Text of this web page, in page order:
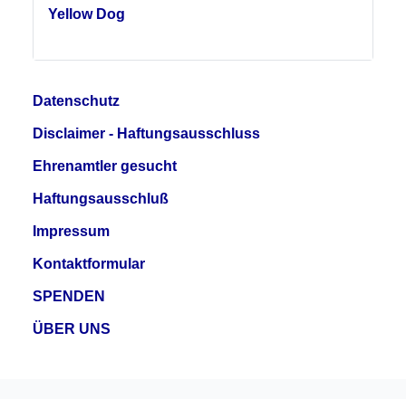
Yellow Dog
Datenschutz
Disclaimer - Haftungsausschluss
Ehrenamtler gesucht
Haftungsausschluß
Impressum
Kontaktformular
SPENDEN
ÜBER UNS